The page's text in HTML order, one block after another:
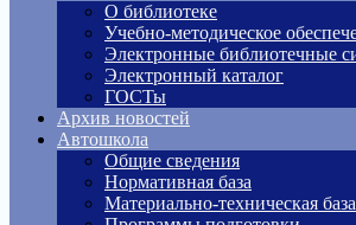
О библиотеке
Учебно-методическое
Электронные библиотечные
Электронный каталог
ГОСТы
Архив новостей
Автошкола
Общие сведения
Нормативная база
Материально-техническая база